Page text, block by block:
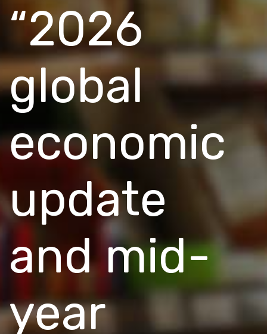
“2026
global
economic
update
and mid-
year